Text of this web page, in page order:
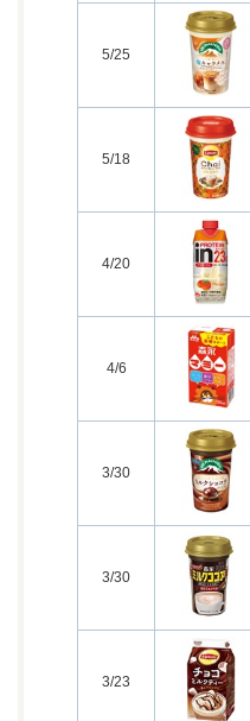
5/25
5/18
4/20
4/6
3/30
3/30
3/23